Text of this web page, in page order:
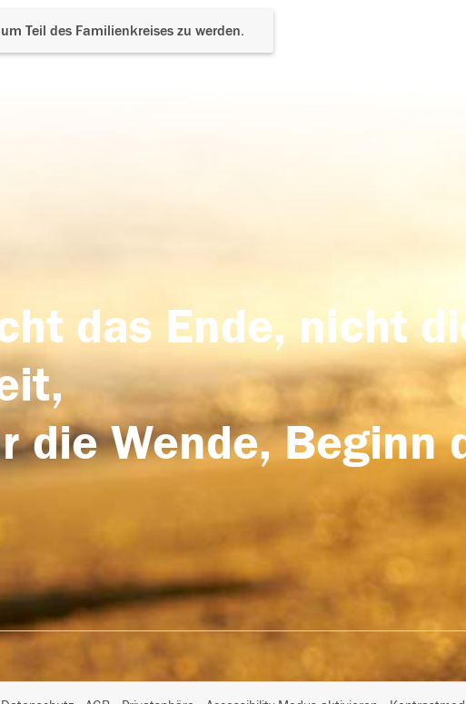
Teil des Familienkreises zu werden.
das Ende, nicht
die Wende, Beginn